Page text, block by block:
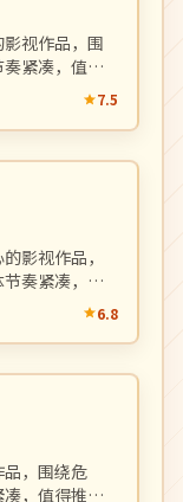
视作品，围
紧凑，值得
7.5
影视作品，
奏紧凑，值
6.8
，围绕危
，值得推荐